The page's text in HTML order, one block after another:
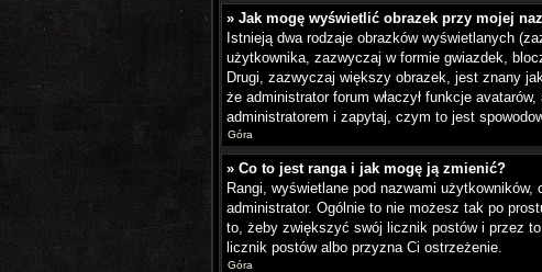
» Jak mogę wyświetlić obrazek przy mojej
Istnieją dwa rodzaje obrazków wyświetlanych
użytkownika, zazwyczaj w formie gwiazdek,
Drugi, zazwyczaj większy obrazek, jest znany
że administrator forum właczył funkcje
administratorem i zapytaj, czym to jest
Góra
» Co to jest ranga i jak mogę ją zmienić?
Rangi, wyświetlane pod nazwami
administrator. Ogólnie to nie możesz tak po
to, żeby zwiększyć swój licznik postów i przez
licznik postów albo przyzna Ci ostrzeżenie.
Góra